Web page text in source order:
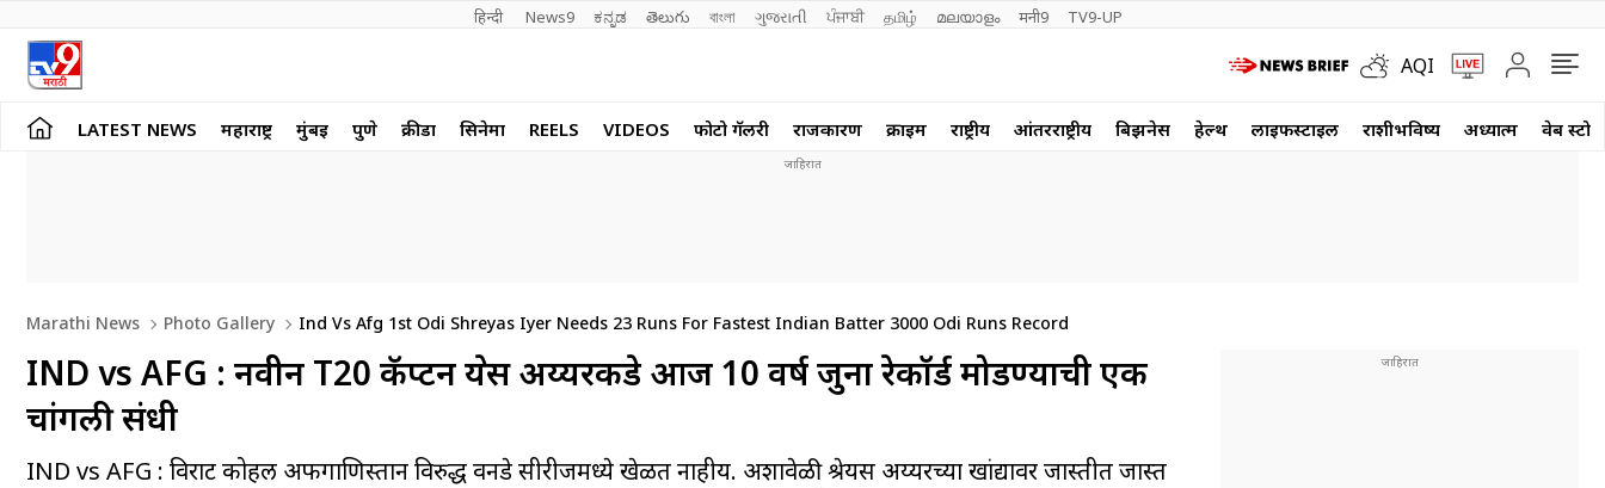
हिन्दी News9 ಕನ್ನಡ తెలుగు বাংলা ગુજરાતી ਪੰਜਾਬੀ தமிழ் മലയാളം मनी9 TV9-UP
AQI
LATEST NEWS महाराष्ट्र मुंबई पुणे क्रीडा सिनेमा REELS VIDEOS फोटो गॅलरी राजकारण क्राईम राष्ट्रीय आंतरराष्ट्रीय बिझनेस हेल्थ लाईफस्टाईल राशीभविष्य अध्यात्म वेब
Marathi News Photo Gallery Ind Vs Afg 1st Odi Shreyas Iyer Needs 23 Runs For Fastest Indian Batter 3000 Odi Runs Record
IND vs AFG : नवीन T20 कॅप्टन श्रेयस अय्यरकडे आज 10 वर्ष जुना रेकॉर्ड मोडण्याची एक
चांगली संधी
IND vs AFG : विराट कोहली अफगाणिस्तान विरुद्ध वनडे सीरीजमध्ये खेळत नाहीय. अशावेळी श्रेयस अय्यरच्या खांद्यावर जास्तीत जास्त